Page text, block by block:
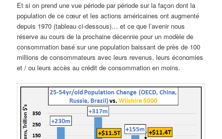
Et si on prend une vue période par période sur la façon dont la
population de ce cœur et les actions américaines ont augmenté
depuis 1970 (tableau ci-dessous)… et ce que l’avenir nous
réserve au cours de la prochaine décennie pour un modèle de
consommation basé sur une population baissant de près de 100
millions de consommateurs avec leurs revenus, leurs économies
et / ou leurs accès au crédit de consommation en moins.